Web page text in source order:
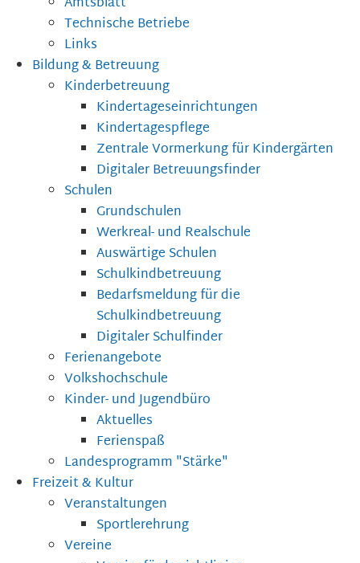
Technische Betriebe
Links
Bildung & Betreuung
Kinderbetreuung
Kindertageseinrichtungen
Kindertagespflege
Zentrale Vormerkung für Kindergärten
Digitaler Betreuungsfinder
Schulen
Grundschulen
Werkreal- und Realschule
Auswärtige Schulen
Schulkindbetreuung
Bedarfsmeldung für die
Schulkindbetreuung
Digitaler Schulfinder
Ferienangebote
Volkshochschule
Kinder- und Jugendbüro
Aktuelles
Ferienspaß
Landesprogramm "Stärke"
Freizeit & Kultur
Veranstaltungen
Sportlerehrung
Vereine